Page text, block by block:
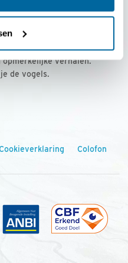
€ 36,00 per jaar
leden, met
verhalen.
de vogels.
Colofon